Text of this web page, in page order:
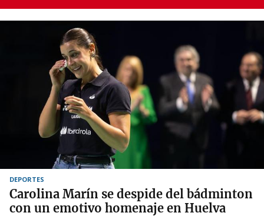
DEPORTES
Carolina Marín se despide del bádminton
con un emotivo homenaje en Huelva